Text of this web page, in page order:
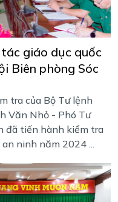
giáo dục quốc
Biên phòng Sóc
tra của Bộ Tư lệnh
Văn Nhỏ - Phó Tư
đã tiến hành kiểm tra
ninh năm 2024 ...